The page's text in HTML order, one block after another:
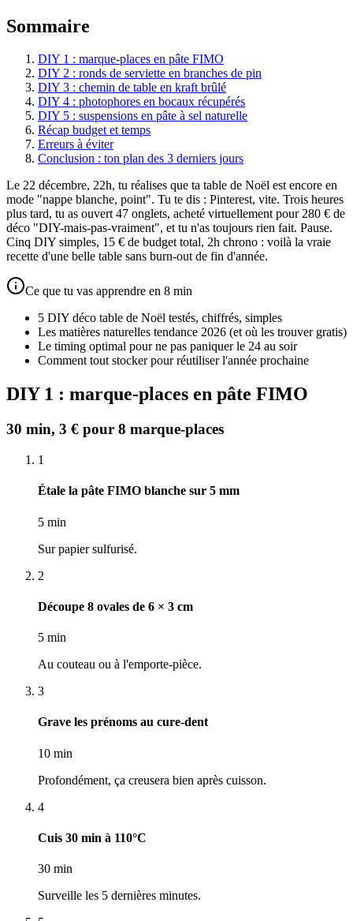
Sommaire
DIY 1 : marque-places en pâte FIMO
DIY 2 : ronds de serviette en branches de pin
DIY 3 : chemin de table en kraft brûlé
DIY 4 : photophores en bocaux récupérés
DIY 5 : suspensions en pâte à sel naturelle
Récap budget et temps
Erreurs à éviter
Conclusion : ton plan des 3 derniers jours
Le 22 décembre, 22h, tu réalises que ta table de Noël est encore en
mode "nappe blanche, point". Tu te dis : Pinterest, vite. Trois heures
plus tard, tu as ouvert 47 onglets, acheté virtuellement pour 280 € de
déco "DIY-mais-pas-vraiment", et tu n'as toujours rien fait. Pause.
Cinq DIY simples, 15 € de budget total, 2h chrono : voilà la vraie
recette d'une belle table sans burn-out de fin d'année.
Ce que tu vas apprendre en 8 min
5 DIY déco table de Noël testés, chiffrés, simples
Les matières naturelles tendance 2026 (et où les trouver gratis)
Le timing optimal pour ne pas paniquer le 24 au soir
Comment tout stocker pour réutiliser l'année prochaine
DIY 1 : marque-places en pâte FIMO
30 min, 3 € pour 8 marque-places
1
Étale la pâte FIMO blanche sur 5 mm
5 min
Sur papier sulfurisé.
2
Découpe 8 ovales de 6 × 3 cm
5 min
Au couteau ou à l'emporte-pièce.
3
Grave les prénoms au cure-dent
10 min
Profondément, ça creusera bien après cuisson.
4
Cuis 30 min à 110°C
30 min
Surveille les 5 dernières minutes.